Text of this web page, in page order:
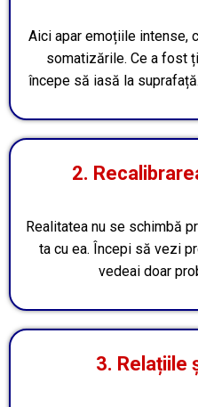
Aici apar emoțiile intense,
somatizările. Ce a fost
începe să iasă la
2.
Realitatea nu se schimbă
ta cu ea. Începi să vezi
vedeai doar
3. Relațiile